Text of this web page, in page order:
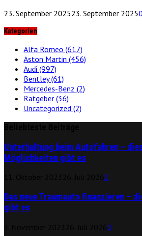
23. September 202523. September 20250
Kategorien
Alfa Romeo (617)
Aston Martin (456)
Audi (997)
Bentley(61)
Mercedes-Benz (2)
Ratgeber (36)
Uncategorized (2)
Unterhaltung beim Autofahren –
Möglichkeiten gibt es
0
Das neue Traumauto finanzieren –
gibt es
0